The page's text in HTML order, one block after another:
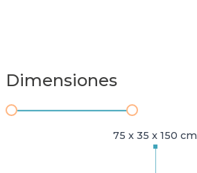
Dimensiones
75 x 35 x 150 cm